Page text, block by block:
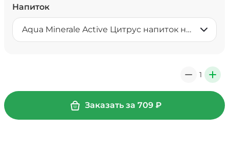
Напиток
Aqua Minerale Active Цитрус напиток негазированный 0,5 л
1 +
Заказать за 709₽